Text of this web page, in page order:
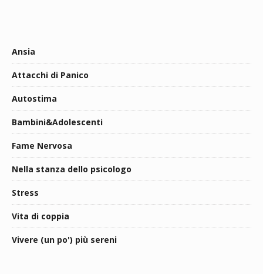
Ansia
Attacchi di Panico
Autostima
Bambini&Adolescenti
Fame Nervosa
Nella stanza dello psicologo
Stress
Vita di coppia
Vivere (un po') più sereni